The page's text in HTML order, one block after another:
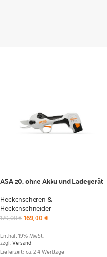
ASA 20, ohne Akku und Ladegerät
Heckenscheren &
Heckenschneider
179,00€169,00€
Enthält 19% MwSt.
zzgl.Versand
Lieferzeit: ca. 2-4 Werktage